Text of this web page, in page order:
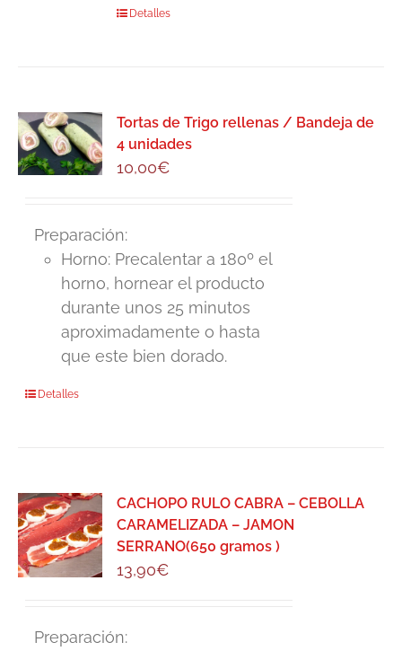
Detalles
Tortas de Trigo rellenas / Bandeja de
4 unidades
10,00€
Preparación:
Horno: Precalentar a 180º el
horno, hornear el producto
durante unos 25 minutos
aproximadamente o hasta
que este bien dorado.
Detalles
CACHOPO RULO CABRA – CEBOLLA
CARAMELIZADA – JAMON
SERRANO(650 gramos )
13,90€
Preparación: